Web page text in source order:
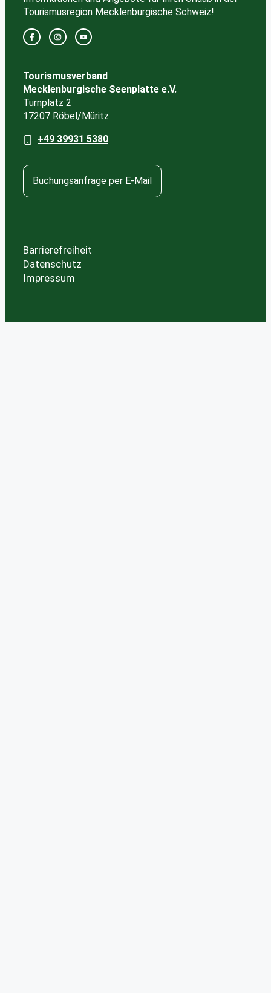
Tourismusregion Mecklenburgische Schweiz!
Tourismusverband
Mecklenburgische Seenplatte e.V.
Turnplatz 2
17207 Röbel/Müritz
+49 39931 5380
Buchungsanfrage per E-Mail
Barrierefreiheit
Datenschutz
Impressum